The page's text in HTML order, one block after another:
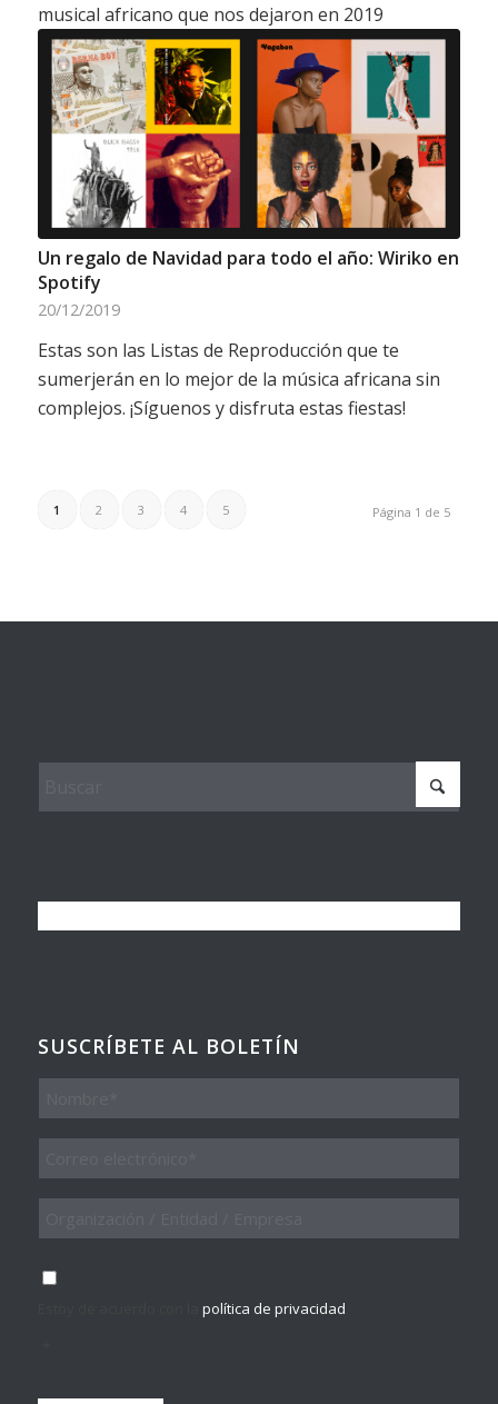
musical africano que nos dejaron en 2019
Un regalo de Navidad para todo el año: Wiriko en
Spotify
20/12/2019
Estas son las Listas de Reproducción que te
sumerjerán en lo mejor de la música africana sin
complejos. ¡Síguenos y disfruta estas fiestas!
Página 1 de 5
1 2 3 4 5
SUSCRÍBETE AL BOLETÍN
Nombre
Entidad
Empresa
Consentimiento
política de privacidad